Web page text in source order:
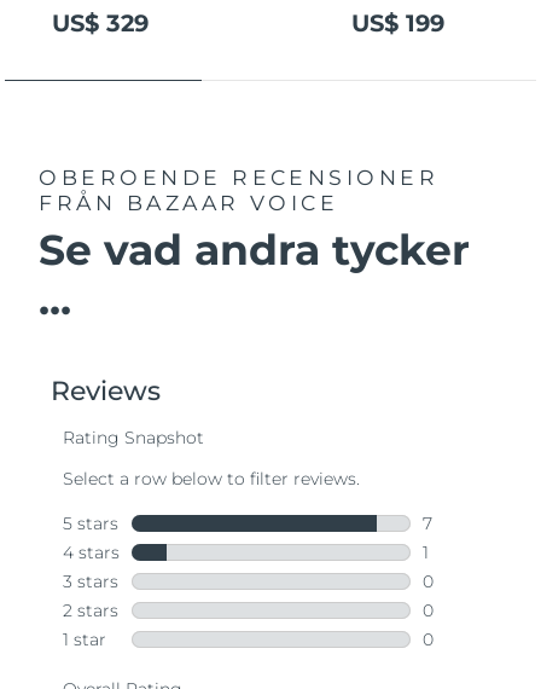
US$ 329 US$ 199
OBEROENDE RECENSIONER
FRÅN BAZAAR VOICE
Se vad andra tycker
...